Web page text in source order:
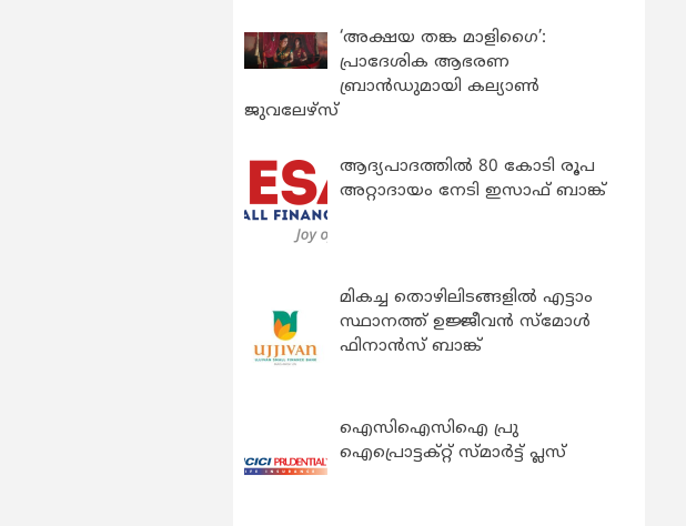
‘അക്ഷയ തങ്ക മാളിഗൈ’:
പ്രാദേശിക ആഭരണ
ബ്രാന്‍ഡുമായി കല്യാണ്‍
ജുവലേഴ്‌സ്
ആദ്യപാദത്തിൽ 80 കോടി രൂപ
അറ്റാദായം നേടി ഇസാഫ് ബാങ്ക്
മികച്ച തൊഴിലിടങ്ങളിൽ എട്ടാം
സ്ഥാനത്ത് ഉജ്ജീവൻ സ്മോൾ
ഫിനാൻസ് ബാങ്ക്
ഐസിഐസിഐ പ്രു
ഐപ്രൊട്ടക്റ്റ് സ്മാർട്ട് പ്ലസ്